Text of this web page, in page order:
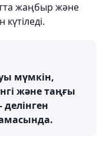
жаңбыр және
мүмкін,
және таңғы